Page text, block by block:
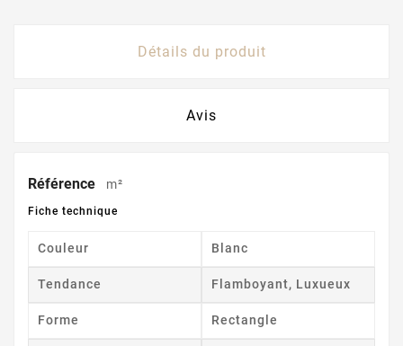
Détails du produit
Avis
Référence m²
Fiche technique
Couleur Blanc
Tendance Flamboyant, Luxueux
Forme Rectangle